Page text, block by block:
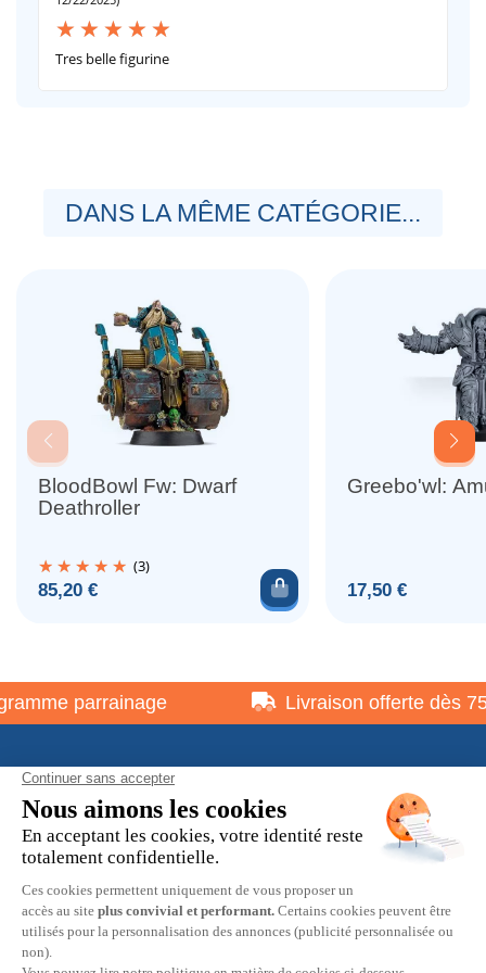
Tres belle figurine
DANS LA MÊME CATÉGORIE...
BloodBowl Fw: Dwarf
Deathroller
(3)
Prix
85,20 € Ajouter au panier
Greebo'wl:
Prix
17,50 €
parrainage Livraison offerte dès 75
À propos
Informations pratiques
Restons en contact